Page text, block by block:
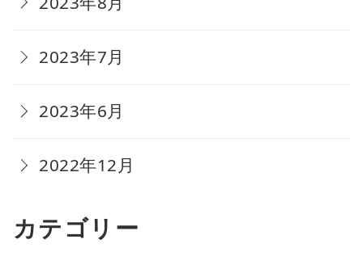
2023年7月
2023年6月
2022年12月
カテゴリー